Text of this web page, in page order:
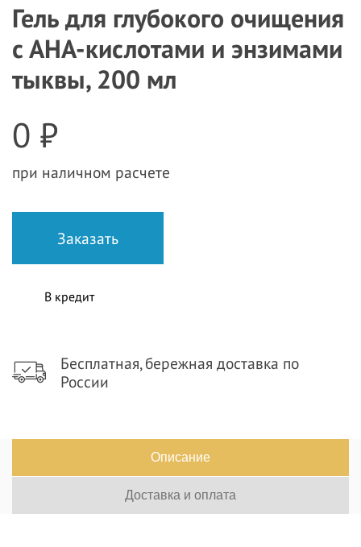
Гель для глубокого очищения
с АНА-кислотами и энзимами
тыквы, 200 мл
0 ₽
при наличном расчете
В кредит
Бесплатная, бережная доставка по
России
Описание
Доставка и оплата